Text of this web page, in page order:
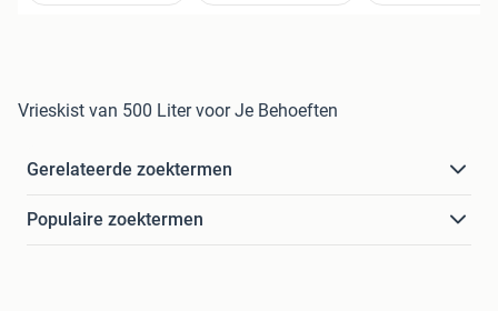
Vrieskist van 500 Liter voor Je Behoeften
Gerelateerde zoektermen
Populaire zoektermen